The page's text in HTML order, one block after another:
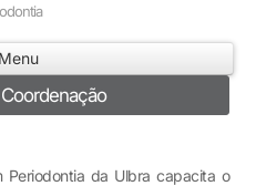
Aluno
se
Menu
da Ulbra capacita o